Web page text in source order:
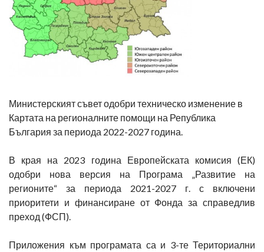
Министерският съвет одобри техническо изменение в
Картата на регионалните помощи на Република
България за периода 2022-2027 година.
В края на 2023 година Европейската комисия (ЕК)
одобри нова версия на Програма „Развитие на
регионите“ за периода 2021-2027 г. с включени
приоритети и финансиране от Фонда за справедлив
преход (ФСП).
Приложения към програмата са и 3-те Териториални